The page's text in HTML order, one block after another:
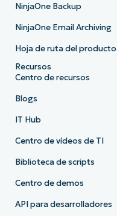
NinjaOne Backup
NinjaOne Email Archiving
Hoja de ruta del producto
Recursos
Centro de recursos
Blogs
IT Hub
Centro de vídeos de TI
Biblioteca de scripts
Centro de demos
API para desarrolladores